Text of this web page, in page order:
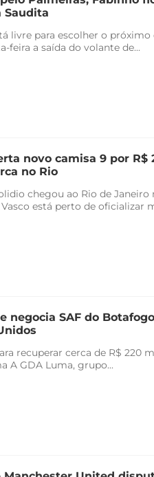
Saudita
livre para escolher o
feira a saída do volante de...
novo camisa 9 por
no Rio
chegou ao Rio de Janeiro
está perto de oficializar
negocia SAF do
recuperar cerca de R$ 220
A GDA Luma, grupo...